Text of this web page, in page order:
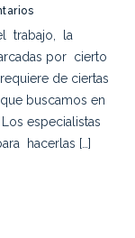
trabajo, la
por cierto
de ciertas
buscamos en
especialistas
hacerlas […]